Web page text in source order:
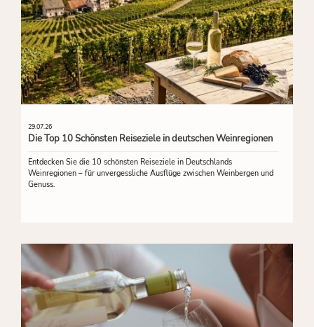
29.07.26
Die Top 10 Schönsten Reiseziele in deutschen Weinregionen
Entdecken Sie die 10 schönsten Reiseziele in Deutschlands
Weinregionen – für unvergessliche Ausflüge zwischen Weinbergen und
Genuss.